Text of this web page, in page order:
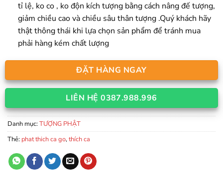
tỉ lệ, ko co , ko độn kích tượng bằng cách nâng đế tượng,
giảm chiều cao và chiều sâu thân tượng .Quý khách hãy
thật thông thái khi lựa chọn sản phẩm để tránh mua
phải hàng kém chất lượng
ĐẶT HÀNG NGAY
LIÊN HỆ 0387.988.996
Danh mục:TƯỢNG PHẬT
Thẻ: phat thich ca go,thích ca